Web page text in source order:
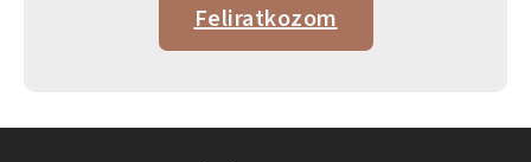
Feliratkozom